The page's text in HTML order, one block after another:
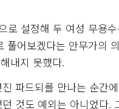
로 설정해 두 여성 무
어보겠다는 안무가의
내지 못했다.
파드되를 만나는 순간
것도 예외는 아니었다